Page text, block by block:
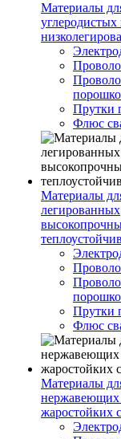
Материалы
углеродистых
Прутки
Флюс
Материалы
легированных
Прутки
Флюс
Материалы
нержавеющих
жаростойких